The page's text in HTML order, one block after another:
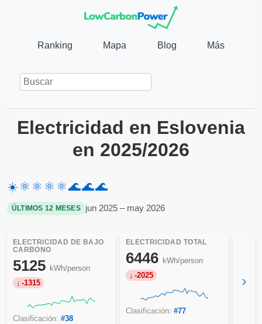
Ranking Mapa Blog Más
Electricidad en Eslovenia
en 2025/2026
☀️ ⚛️ ⚛️ ⚛️ ⚛️🌊🌊🌊
ÚLTIMOS 12 MESES jun 2025 – may 2026
ELECTRICIDAD DE BAJO
CARBONO
5125 kWh/person
-1315
Clasificación: #38
ELECTRICIDAD TOTAL
6446 kWh/person
-2025
Clasificación: #77
›